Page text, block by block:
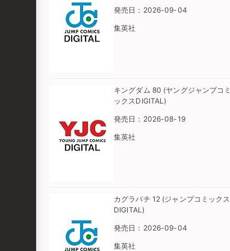
発売日：2026-09-04
集英社
キングダム 80 (ヤングジャンプコミ
ックスDIGITAL)
発売日：2026-08-19
集英社
カグラバチ 12 (ジャンプコミックス
DIGITAL)
発売日：2026-09-04
集英社